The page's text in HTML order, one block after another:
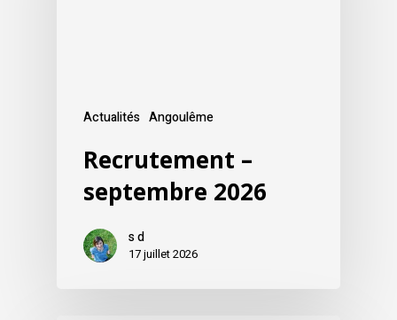
Actualités Angoulême
Recrutement –
septembre 2026
s d
17 juillet 2026